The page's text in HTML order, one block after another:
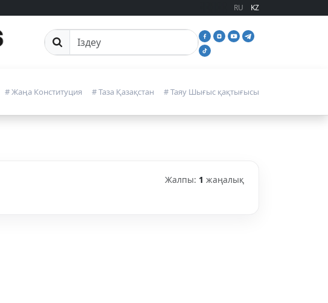
RU KZ
Сайттан іздеу
# Жаңа Конституция # Таза Қазақстан # Таяу Шығыс қақтығысы
Жалпы: 1 жаңалық